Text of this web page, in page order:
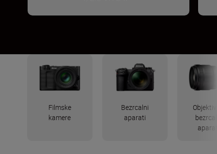
Filmske
kamere
Bezrcalni
aparati